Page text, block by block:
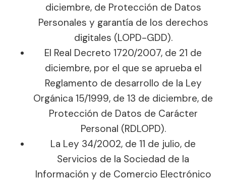
diciembre, de Protección de Datos
Personales y garantía de los derechos
digitales (LOPD-GDD).
El Real Decreto 1720/2007, de 21 de
diciembre, por el que se aprueba el
Reglamento de desarrollo de la Ley
Orgánica 15/1999, de 13 de diciembre, de
Protección de Datos de Carácter
Personal (RDLOPD).
La Ley 34/2002, de 11 de julio, de
Servicios de la Sociedad de la
Información y de Comercio Electrónico